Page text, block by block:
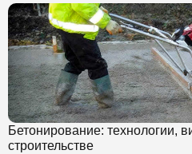
Бетонирование: технологии,
строительстве